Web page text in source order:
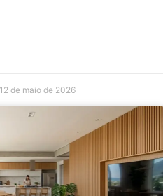
12 de maio de 2026